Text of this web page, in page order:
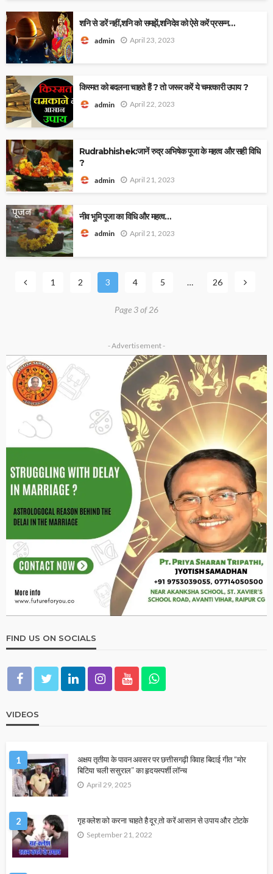
शनि से डरें नहीं,शनि को समझें,शनिदेव को ऐसे करें प्रसन्न…
admin April 23, 2023
किस्मत को बदलना चाहते हैं ? तो जरूर करें ये चमत्कारी उपाय ?
admin April 22, 2023
Rudrabhishek:जानें रुद्र अभिषेक पूजा के महत्व और सही विधि
?
admin April 21, 2023
नीव भूमि पूजा का विधि और महत्व…
admin April 21, 2023
1 2 3 4 5 … 26
Page 3 of 26
- Advertisement -
FIND US ON SOCIALS
VIDEOS
1
अक्षय तृतीया के पावन अवसर पर छत्तीसगढ़ी विवाह बिदाई गीत “मोर
बिटिया चली ससुराल” का हृदयस्पर्शी लॉन्च
April 29, 2025
2 गृह क्लेश को करना चाहते है दूर,तो करें आसान से उपाय और टोटके
September 21, 2022